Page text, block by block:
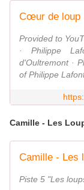
Cœur de loup
Provided to
· Philippe
d'Oultremont ·
of Philippe
Camille - Les
Camille - Les
Piste 5 "Les